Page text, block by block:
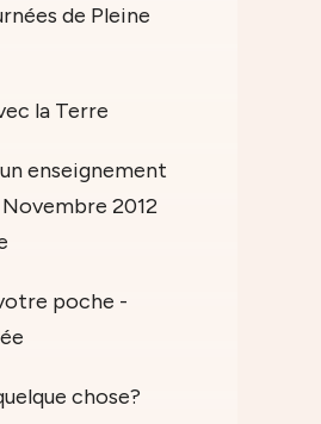
de Pleine
la Terre
enseignement
2012
poche -
chose?